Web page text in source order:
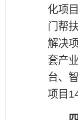
化项
门帮
解决
套产
台、
项目